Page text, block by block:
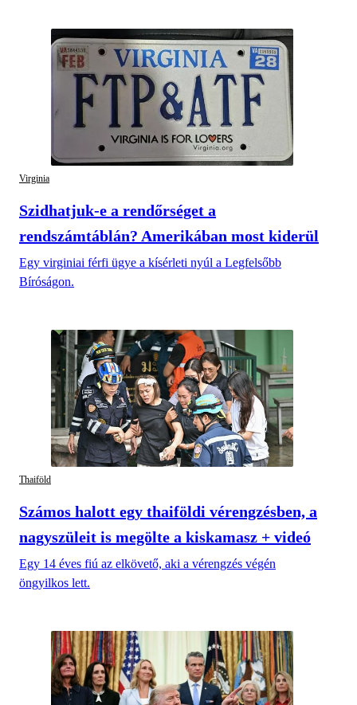
Virginia
Szidhatjuk-e a rendőrséget a
rendszámtáblán? Amerikában most kiderül
Egy virginiai férfi ügye a kísérleti nyúl a Legfelsőbb
Bíróságon.
Thaiföld
Számos halott egy thaiföldi vérengzésben, a
nagyszüleit is megölte a kiskamasz + videó
Egy 14 éves fiú az elkövető, aki a vérengzés végén
öngyilkos lett.